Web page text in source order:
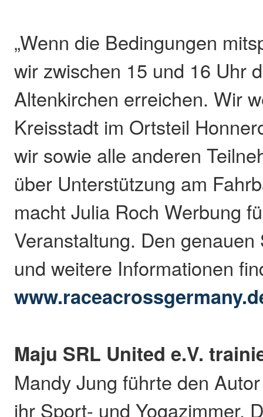
„Wenn die Bedingungen
wir zwischen 15 und 16 Uhr
Altenkirchen erreichen. Wir
Kreisstadt im Ortsteil
wir sowie alle anderen
über Unterstützung am
macht Julia Roch Werbung
Veranstaltung. Den
und weitere Informationen
Maju SRL United e.V.
Mandy Jung führte den
ihr Sport- und Yogazimmer.